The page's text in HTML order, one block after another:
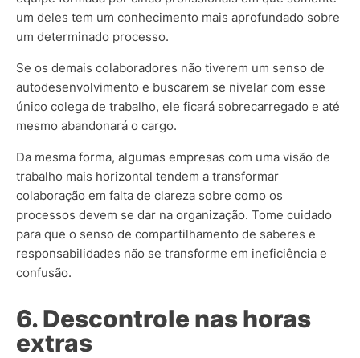
um deles tem um conhecimento mais aprofundado sobre
um determinado processo.
Se os demais colaboradores não tiverem um senso de
autodesenvolvimento e buscarem se nivelar com esse
único colega de trabalho, ele ficará sobrecarregado e até
mesmo abandonará o cargo.
Da mesma forma, algumas empresas com uma visão de
trabalho mais horizontal tendem a transformar
colaboração em falta de clareza sobre como os
processos devem se dar na organização. Tome cuidado
para que o senso de compartilhamento de saberes e
responsabilidades não se transforme em ineficiência e
confusão.
6. Descontrole nas horas
extras